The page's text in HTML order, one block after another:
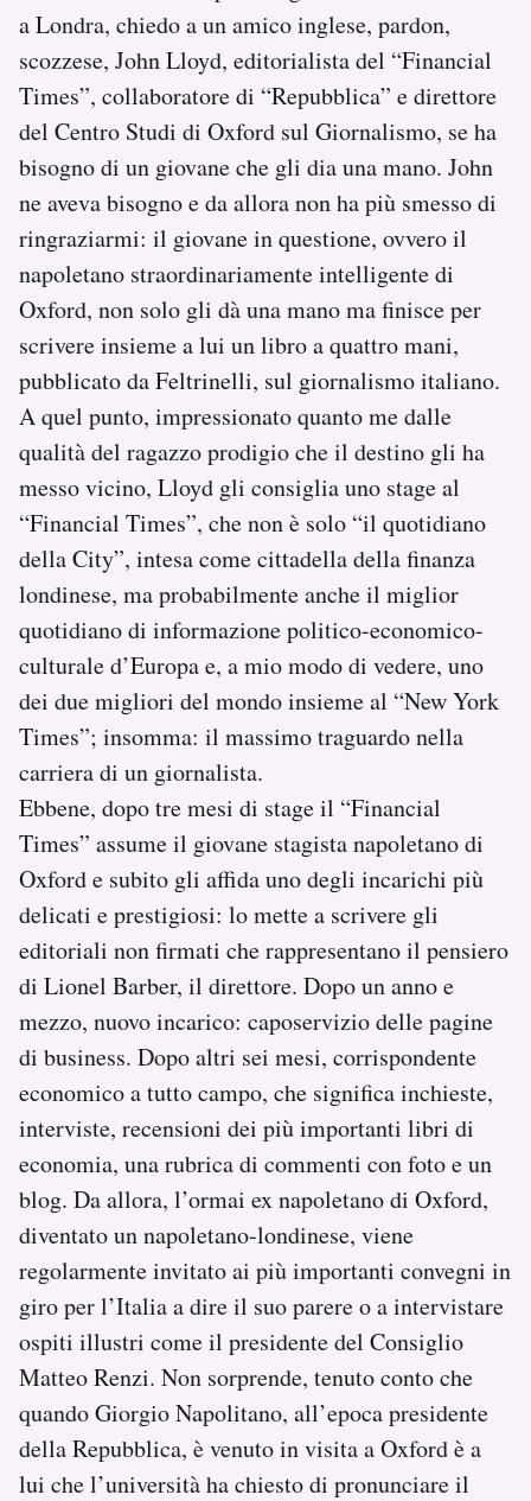
a Londra, chiedo a un amico inglese, pardon,
scozzese, John Lloyd, editorialista del “Financial
Times”, collaboratore di “Repubblica” e direttore
del Centro Studi di Oxford sul Giornalismo, se ha
bisogno di un giovane che gli dia una mano. John
ne aveva bisogno e da allora non ha più smesso di
ringraziarmi: il giovane in questione, ovvero il
napoletano straordinariamente intelligente di
Oxford, non solo gli dà una mano ma finisce per
scrivere insieme a lui un libro a quattro mani,
pubblicato da Feltrinelli, sul giornalismo italiano.
A quel punto, impressionato quanto me dalle
qualità del ragazzo prodigio che il destino gli ha
messo vicino, Lloyd gli consiglia uno stage al
“Financial Times”, che non è solo “il quotidiano
della City”, intesa come cittadella della finanza
londinese, ma probabilmente anche il miglior
quotidiano di informazione politico-economico-
culturale d’Europa e, a mio modo di vedere, uno
dei due migliori del mondo insieme al “New York
Times”; insomma: il massimo traguardo nella
carriera di un giornalista.
Ebbene, dopo tre mesi di stage il “Financial
Times” assume il giovane stagista napoletano di
Oxford e subito gli affida uno degli incarichi più
delicati e prestigiosi: lo mette a scrivere gli
editoriali non firmati che rappresentano il pensiero
di Lionel Barber, il direttore. Dopo un anno e
mezzo, nuovo incarico: caposervizio delle pagine
di business. Dopo altri sei mesi, corrispondente
economico a tutto campo, che significa inchieste,
interviste, recensioni dei più importanti libri di
economia, una rubrica di commenti con foto e un
blog. Da allora, l’ormai ex napoletano di Oxford,
diventato un napoletano-londinese, viene
regolarmente invitato ai più importanti convegni in
giro per l’Italia a dire il suo parere o a intervistare
ospiti illustri come il presidente del Consiglio
Matteo Renzi. Non sorprende, tenuto conto che
quando Giorgio Napolitano, all’epoca presidente
della Repubblica, è venuto in visita a Oxford è a
lui che l’università ha chiesto di pronunciare il